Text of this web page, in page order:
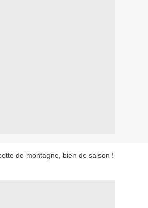
de montagne, bien de saison !